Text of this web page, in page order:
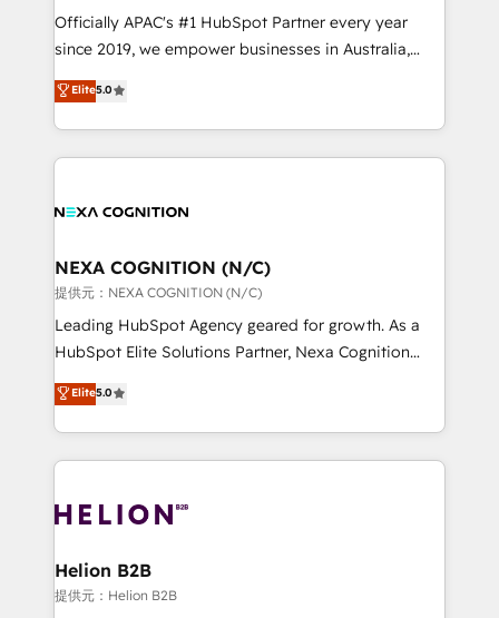
HubSpot customers and we'd love to work with you
too! Clients come to us for: Advanced CRM solutions
HubSpot Data System Migrations between systems
to HubSpot New lead generation strategies Time-
Officially APAC's #1 HubSpot Partner every year
since 2019, we empower businesses in Australia,
New Zealand, and globally to realise their full
potential through enterprise HubSpot CRM
implementation. And we deliver best practice across
the whole HubSpot platform, covering marketing,
all businesses, from start-up to Enterprise, and have
the world. Our human approach to digital
transformation is designed for businesses who want
to grow. And we're passionate about APAC
businesses leading the world in technology, agility
record migrating businesses from CRM & Marketing
Platforms such as Salesforce, Dynamics, Pipedrive,
with attract and retain customers, manage their
business people and processes, and how they
Elite5.0
NEXA COGNITION (N/C)
提供元：NEXA COGNITION (N/C)
Leading HubSpot Agency geared for growth. As a
HubSpot Elite Solutions Partner, Nexa Cognition
ranks in the top 1% of global HubSpot Partners and
has been one of the longest-standing partners since
2012. We empower businesses to harness the full
potential of HubSpot by combining strategic
bespoke HubSpot solutions tailored to drive
Choose Nexa Cognition? 🚀 HubSpot Expertise: Our
certified team specialises in CRM implementation,
Elite5.0
Helion B2B
提供元：Helion B2B